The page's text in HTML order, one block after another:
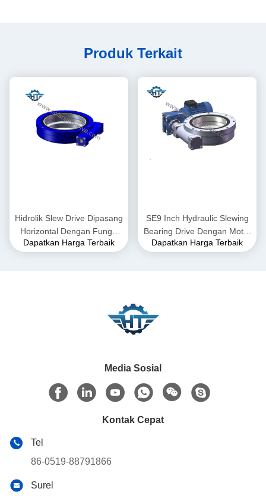
Produk Terkait
Hidrolik Slew Drive Dipasang
Horizontal Dengan Fungsi
Kunci Otomatis Untuk Derek
Dapatkan Harga Terbaik
SE9 Inch Hydraulic Slewing
Bearing Drive Dengan Motor
Servo Untuk Crane
Dapatkan Harga Terbaik
Media Sosial
Kontak Cepat
Tel
86-0519-88791866
Surel